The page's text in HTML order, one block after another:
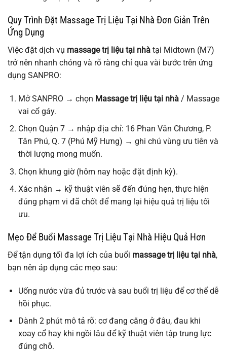
Quy Trình Đặt Massage Trị Liệu Tại Nhà Đơn Giản Trên
Ứng Dụng
Việc đặt dịch vụ massage trị liệu tại nhà tại Midtown (M7)
trở nên nhanh chóng và rõ ràng chỉ qua vài bước trên ứng
dụng SANPRO:
Mở SANPRO → chọn Massage trị liệu tại nhà/ Massage
vai cổ gáy.
Chọn Quận 7 → nhập địa chỉ: 16 Phan Văn Chương, P.
Tân Phú, Q. 7 (Phú Mỹ Hưng) → ghi chú vùng ưu tiên và
thời lượng mong muốn.
Chọn khung giờ (hôm nay hoặc đặt định kỳ).
Xác nhận → kỹ thuật viên sẽ đến đúng hẹn, thực hiện
đúng phạm vi đã chốt để mang lại hiệu quả trị liệu tối
ưu.
Mẹo Để Buổi Massage Trị Liệu Tại Nhà Hiệu Quả Hơn
Để tận dụng tối đa lợi ích của buổi massage trị liệu tại nhà,
bạn nên áp dụng các mẹo sau:
Uống nước vừa đủ trước và sau buổi trị liệu để cơ thể dễ
hồi phục.
Dành 2 phút mô tả rõ: cơ đang căng ở đâu, đau khi
xoay cổ hay khi ngồi lâu để kỹ thuật viên tập trung lực
đúng chỗ.